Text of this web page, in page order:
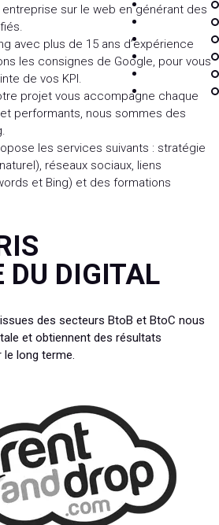
sur le web en générant des
avec plus de 15 ans d’expérience
les consignes de Google, pour vous
de vos KPI.
projet vous accompagne chaque
performants, nous sommes des
les services suivants : stratégie
réseaux sociaux, liens
et Bing) et des formations
DU DIGITAL
des secteurs BtoB et BtoC nous
et obtiennent des résultats
long terme.